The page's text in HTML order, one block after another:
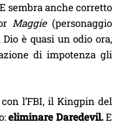
sembra anche corretto
Maggie(personaggio
è quasi un odio ora,
di impotenza gli
l’FBI, il Kingpin del
eliminare Daredevil.E